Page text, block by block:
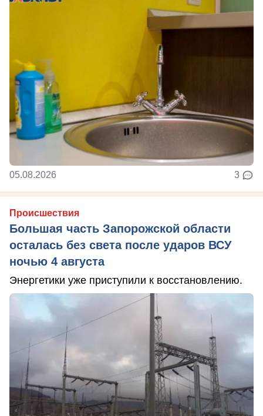
05.08.2026 3
Происшествия
Большая часть Запорожской области
осталась без света после ударов ВСУ
ночью 4 августа
Энергетики уже приступили к восстановлению.